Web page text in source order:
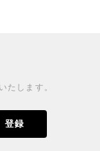
たします。
登録